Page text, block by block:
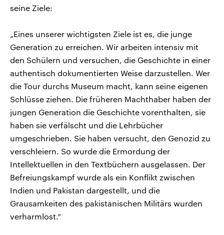
seine Ziele:
„Eines unserer wichtigsten Ziele ist es, die junge
Generation zu erreichen. Wir arbeiten intensiv mit
den Schülern und versuchen, die Geschichte in einer
authentisch dokumentierten Weise darzustellen. Wer
die Tour durchs Museum macht, kann seine eigenen
Schlüsse ziehen. Die früheren Machthaber haben der
jungen Generation die Geschichte vorenthalten, sie
haben sie verfälscht und die Lehrbücher
umgeschrieben. Sie haben versucht, den Genozid zu
verschleiern. So wurde die Ermordung der
Intellektuellen in den Textbüchern ausgelassen. Der
Befreiungskampf wurde als ein Konflikt zwischen
Indien und Pakistan dargestellt, und die
Grausamkeiten des pakistanischen Militärs wurden
verharmlost.“